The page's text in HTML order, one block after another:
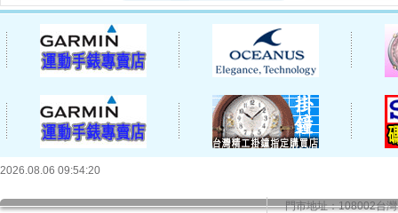
2026.08.06 09:54:20
門市地址：108002台